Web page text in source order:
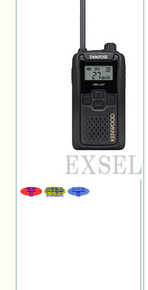
販売
可
同等製品
レンタル
リース
可